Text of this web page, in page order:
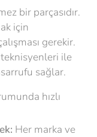
bir parçasıdır.
için
gerekir.
ile
sağlar.
hızlı
Her marka ve